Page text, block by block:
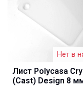
Нет в
Лист Polycasa
(Cast) Design 8